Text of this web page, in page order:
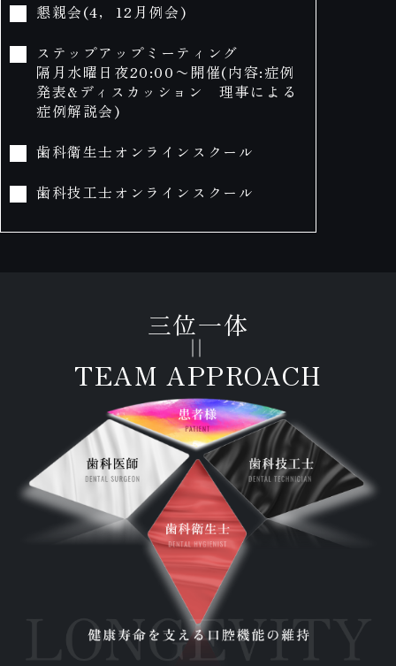
懇親会(4，12月例会)
ステップアップミーティング
隔月水曜日夜20:00〜開催(内容:症例
発表&ディスカッション 理事による
症例解説会)
歯科衛生士オンラインスクール
歯科技工士オンラインスクール
三位一体
TEAM APPROACH